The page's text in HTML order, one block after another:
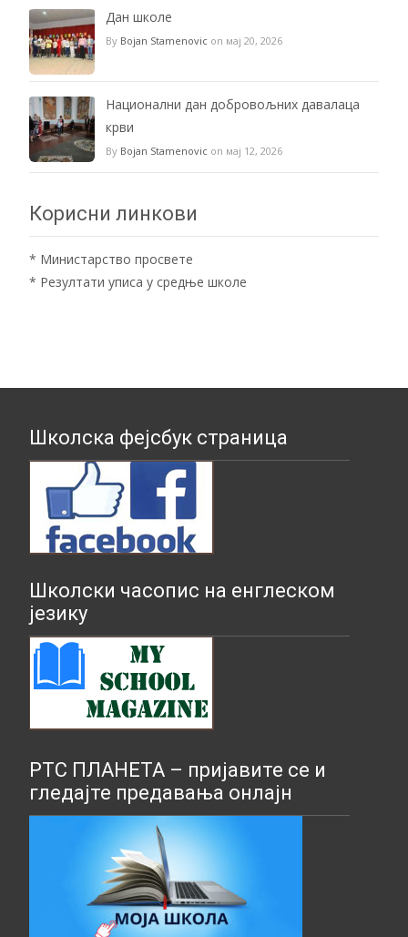
Дан школе
By Bojan Stamenovic on мај 20, 2026
Национални дан добровољних давалаца
крви
By Bojan Stamenovic on мај 12, 2026
Корисни линкови
* Министарство просвете
* Резултати уписа у средње школе
Школска фејсбук страница
Школски часопис на енглеском
језику
РТС ПЛАНЕТА – пријавите се и
гледајте предавања онлајн